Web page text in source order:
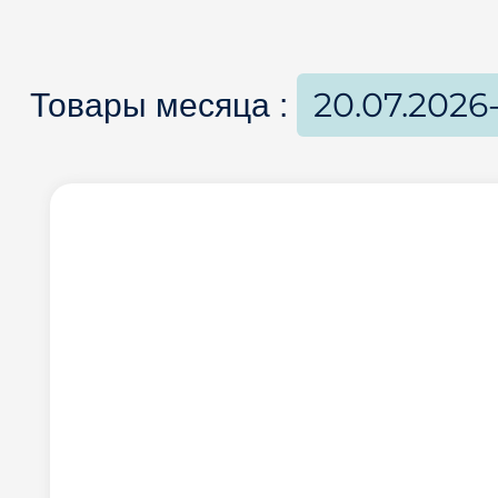
Товары месяца :